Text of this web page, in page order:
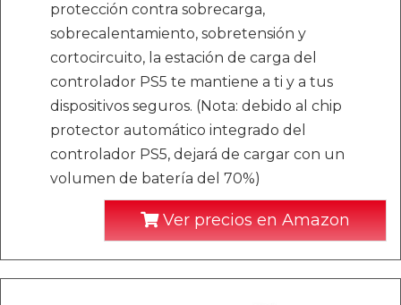
protección contra sobrecarga,
sobrecalentamiento, sobretensión y
cortocircuito, la estación de carga del
controlador PS5 te mantiene a ti y a tus
dispositivos seguros. (Nota: debido al chip
protector automático integrado del
controlador PS5, dejará de cargar con un
volumen de batería del 70%)
Ver precios en Amazon